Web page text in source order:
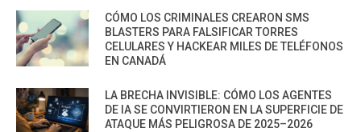
CÓMO LOS CRIMINALES CREARON SMS
BLASTERS PARA FALSIFICAR TORRES
CELULARES Y HACKEAR MILES DE TELÉFONOS
EN CANADÁ
LA BRECHA INVISIBLE: CÓMO LOS AGENTES
DE IA SE CONVIRTIERON EN LA SUPERFICIE DE
ATAQUE MÁS PELIGROSA DE 2025–2026